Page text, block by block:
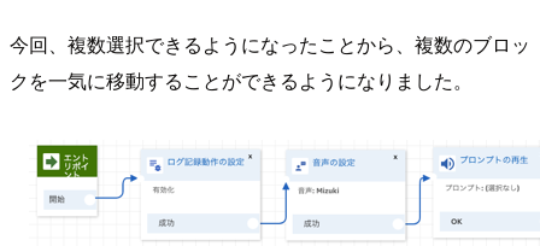
今回、複数選択できるようになったことから、複数のブロッ
クを一気に移動することができるようになりました。